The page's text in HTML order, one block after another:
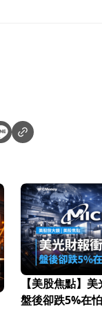
【美股焦點】
盤後卻跌5%在